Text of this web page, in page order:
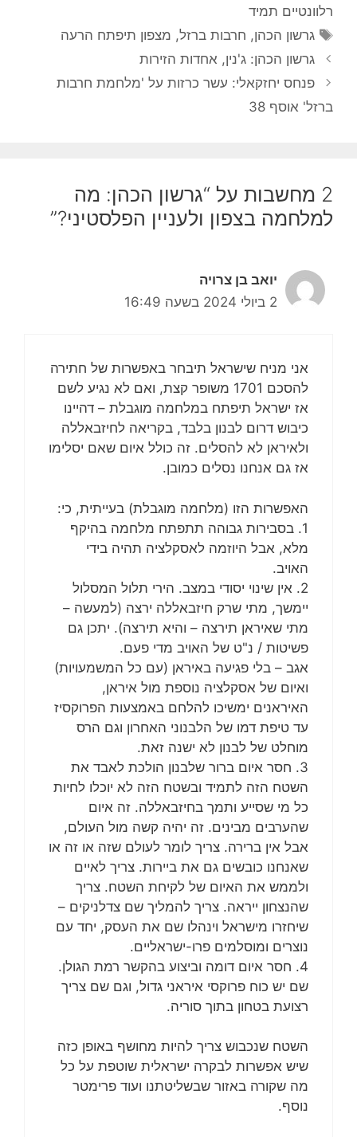
רלוונטיים תמיד
תגיות
גרשון הכהן, חרבות ברזל, מצפון תיפתח הרעה
גרשון הכהן: ג'נין, אחדות הזירות
פנחס יחזקאלי: עשר כרזות על 'מלחמת חרבות
ברזל' אוסף 38
2 מחשבות על “גרשון הכהן: מה
למלחמה בצפון ולעניין הפלסטיני?”
יואב בן צרויה
2 ביולי 2024 בשעה 16:49
אני מניח שישראל תיבחר באפשרות של חתירה
להסכם 1701 משופר קצת, ואם לא נגיע לשם
אז ישראל תיפתח במלחמה מוגבלת – דהיינו
כיבוש דרום לבנון בלבד, בקריאה לחיזבאללה
ולאיראן לא להסלים. זה כולל איום שאם יסלימו
אז גם אנחנו נסלים כמובן.
האפשרות הזו (מלחמה מוגבלת) בעייתית, כי:
1. בסבירות גבוהה תתפתח מלחמה בהיקף
מלא, אבל היוזמה לאסקלציה תהיה בידי
האויב.
2. אין שינוי יסודי במצב. הירי תלול המסלול
יימשך, מתי שרק חיזבאללה ירצה (למעשה –
מתי שאיראן תירצה – והיא תירצה). יתכן גם
פשיטות / נ"ט של האויב מדי פעם.
אגב – בלי פגיעה באיראן (עם כל המשמעויות)
ואיום של אסקלציה נוספת מול איראן,
האיראנים ימשיכו להלחם באמצעות הפרוקסיז
עד טיפת דמו של הלבנוני האחרון וגם הרס
מוחלט של לבנון לא ישנה זאת.
3. חסר איום ברור שלבנון הולכת לאבד את
השטח הזה לתמיד ובשטח הזה לא יוכלו לחיות
כל מי שסייע ותמך בחיזבאללה. זה איום
שהערבים מבינים. זה יהיה קשה מול העולם,
אבל אין ברירה. צריך לומר לעולם שזה או זה או
שאנחנו כובשים גם את ביירות. צריך לאיים
ולממש את האיום של לקיחת השטח. צריך
שהנצחון ייראה. צריך להמליך שם צדלניקים –
שיחזרו מישראל וינהלו שם את העסק, יחד עם
נוצרים ומוסלמים פרו-ישראליים.
4. חסר איום דומה וביצוע בהקשר רמת הגולן.
שם יש כוח פרוקסי איראני גדול, וגם שם צריך
רצועת בטחון בתוך סוריה.
השטח שנכבוש צריך להיות מחושף באופן כזה
שיש אפשרות לבקרה ישראלית שוטפת על כל
מה שקורה באזור שבשליטתנו ועוד פרימטר
נוסף.